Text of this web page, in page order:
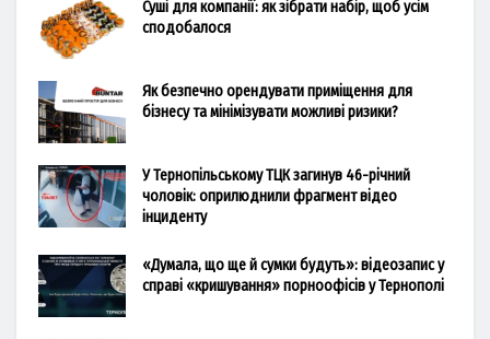
Суші для компанії: як зібрати набір, щоб усім
сподобалося
Як безпечно орендувати приміщення для
бізнесу та мінімізувати можливі ризики?
У Тернопільському ТЦК загинув 46-річний
чоловік: оприлюднили фрагмент відео
інциденту
«Думала, що ще й сумки будуть»: відеозапис у
справі «кришування» порноофісів у Тернополі